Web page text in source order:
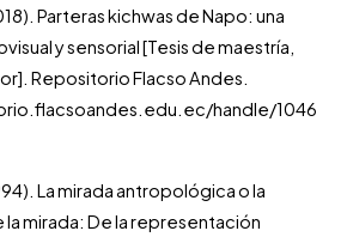
Parteras kichwas de Napo: una
y sensorial [Tesis de maestría,
Repositorio Flacso Andes.
handle/1046
La mirada antropológica o la
mirada: De la representación